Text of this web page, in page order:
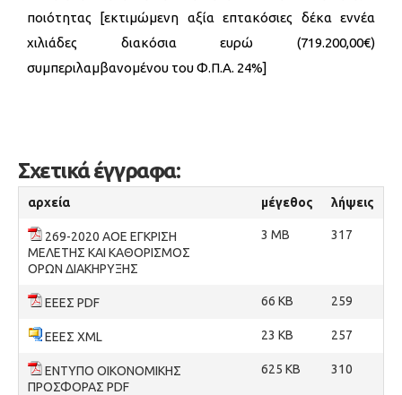
ποιότητας [εκτιμώμενη αξία επτακόσιες δέκα εννέα
χιλιάδες διακόσια ευρώ (719.200,00€)
συμπεριλαμβανομένου του Φ.Π.Α. 24%]
Σχετικά έγγραφα:
αρχεία μέγεθος λήψεις
269-2020 ΑΟΕ ΕΓΚΡΙΣΗ
ΜΕΛΕΤΗΣ ΚΑΙ ΚΑΘΟΡΙΣΜΟΣ
ΟΡΩΝ ΔΙΑΚΗΡΥΞΗΣ
3 MB 317
ΕΕΕΣ PDF 66 KB 259
ΕΕΕΣ XML 23 KB 257
ΕΝΤΥΠΟ ΟΙΚΟΝΟΜΙΚΗΣ
ΠΡΟΣΦΟΡΑΣ PDF
625 KB 310